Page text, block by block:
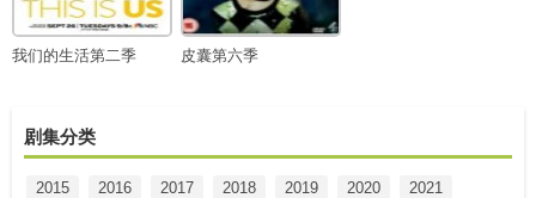
我们的生活第二季 皮囊第六季
剧集分类
2015 2016 2017 2018 2019 2020
2021